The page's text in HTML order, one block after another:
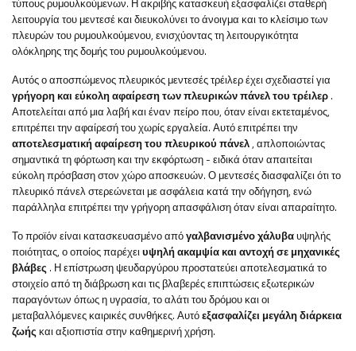
τύπους ρυμουλκούμενων. Η ακριβής κατασκευή εξασφαλίζει σταθερή
λειτουργία του μεντεσέ και διευκολύνει το άνοιγμα και το κλείσιμο των
πλευρών του ρυμουλκούμενου, ενισχύοντας τη λειτουργικότητα
ολόκληρης της δομής του ρυμουλκούμενου.
Αυτός ο αποσπώμενος πλευρικός μεντεσές τρέιλερ έχει σχεδιαστεί για
γρήγορη και εύκολη αφαίρεση των πλευρικών πάνελ του τρέιλερ .
Αποτελείται από μια λαβή και έναν πείρο που, όταν είναι εκτεταμένος,
επιτρέπει την αφαίρεσή του χωρίς εργαλεία. Αυτό επιτρέπει την
αποτελεσματική αφαίρεση του πλευρικού πάνελ, απλοποιώντας
σημαντικά τη φόρτωση και την εκφόρτωση - ειδικά όταν απαιτείται
εύκολη πρόσβαση στον χώρο αποσκευών. Ο μεντεσές διασφαλίζει ότι το
πλευρικό πάνελ στερεώνεται με ασφάλεια κατά την οδήγηση, ενώ
παράλληλα επιτρέπει την γρήγορη απασφάλιση όταν είναι απαραίτητο.
Το προϊόν είναι κατασκευασμένο απόγαλβανισμένο χάλυβαυψηλής
ποιότητας, ο οποίος παρέχειυψηλή ακαμψία και αντοχή σε μηχανικές
βλάβες . Η επίστρωση ψευδαργύρου προστατεύει αποτελεσματικά το
στοιχείο από τη διάβρωση και τις βλαβερές επιπτώσεις εξωτερικών
παραγόντων όπως η υγρασία, το αλάτι του δρόμου και οι
μεταβαλλόμενες καιρικές συνθήκες. Αυτόεξασφαλίζει μεγάλη διάρκεια
ζωήςκαι αξιοπιστία στην καθημερινή χρήση.